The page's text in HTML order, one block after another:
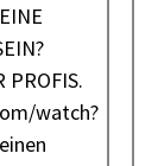
PROFIS.
watch?